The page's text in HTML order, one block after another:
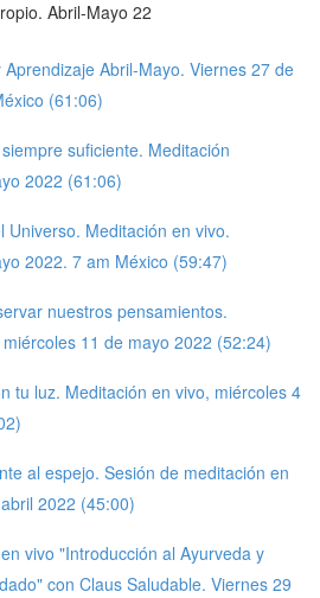
Abril-Mayo 22
Abril-Mayo. Viernes 27 de
(61:06)
suficiente. Meditación
2022 (61:06)
Universo. Meditación en vivo.
2022. 7 am México (59:47)
nuestros pensamientos.
11 de mayo 2022 (52:24)
tu luz. Meditación en vivo, miércoles 4
al espejo. Sesión de meditación en
2022 (45:00)
vivo "Introducción al Ayurveda y
con Claus Saludable. Viernes 29